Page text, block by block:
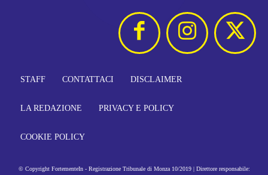
STAFF CONTATTACI DISCLAIMER
LA REDAZIONE PRIVACY E POLICY
COOKIE POLICY
© Copyright FortementeIn - Registrazione Tribunale di Monza 10/2019 | Direttore responsabile: